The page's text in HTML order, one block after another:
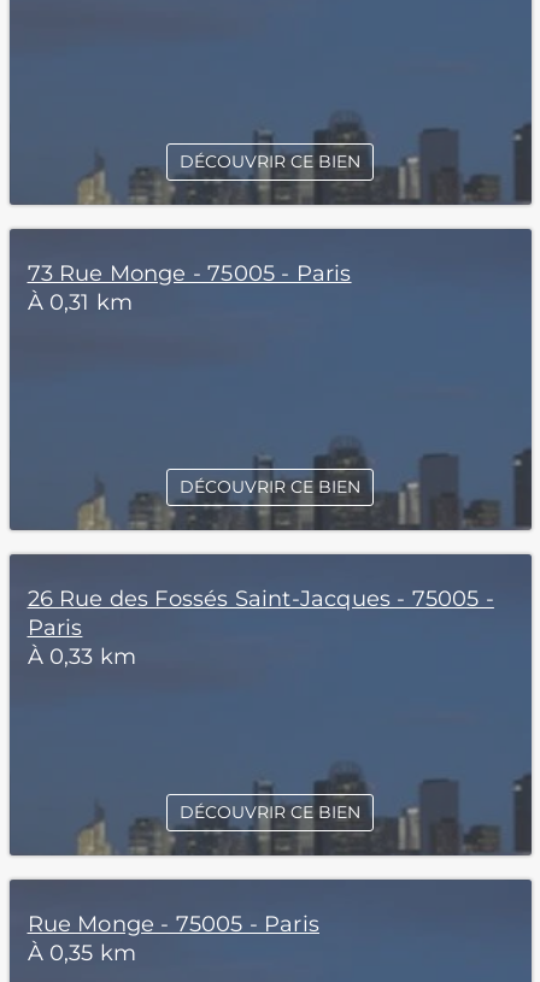
DÉCOUVRIR CE BIEN
73 Rue Monge - 75005 - Paris
À 0,31 km
DÉCOUVRIR CE BIEN
26 Rue des Fossés Saint-Jacques - 75005 -
Paris
À 0,33 km
DÉCOUVRIR CE BIEN
Rue Monge - 75005 - Paris
À 0,35 km